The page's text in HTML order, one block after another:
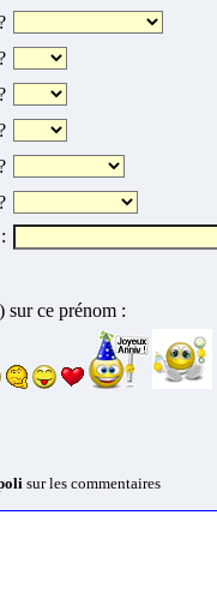
sur ce prénom :
sur les commentaires